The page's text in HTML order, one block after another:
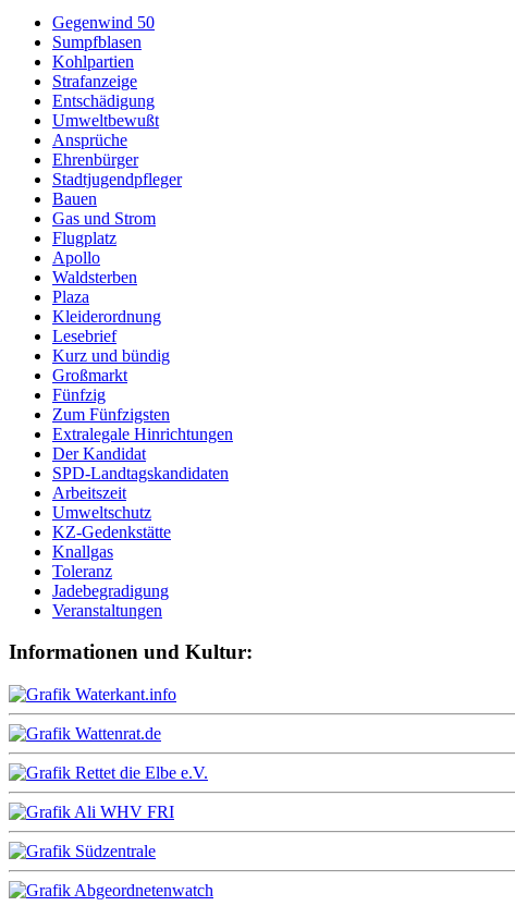
Gegenwind 50
Sumpfblasen
Kohlpartien
Strafanzeige
Entschädigung
Umweltbewußt
Ansprüche
Ehrenbürger
Stadtjugendpfleger
Bauen
Gas und Strom
Flugplatz
Apollo
Waldsterben
Plaza
Kleiderordnung
Lesebrief
Kurz und bündig
Großmarkt
Fünfzig
Zum Fünfzigsten
Extralegale Hinrichtungen
Der Kandidat
SPD-Landtagskandidaten
Arbeitszeit
Umweltschutz
KZ-Gedenkstätte
Knallgas
Toleranz
Jadebegradigung
Veranstaltungen
Informationen und Kultur: